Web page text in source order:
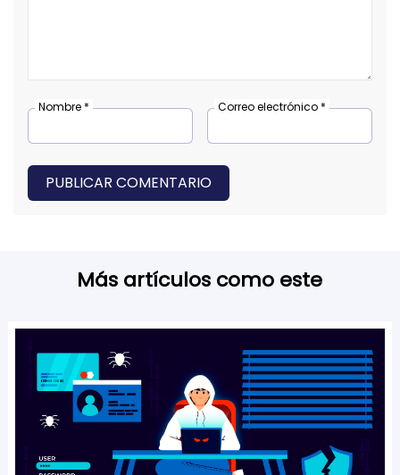
Nombre * Correo electrónico *
PUBLICAR COMENTARIO
Más artículos como este